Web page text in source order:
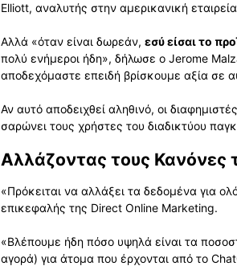
Elliott, αναλυτής στην αμερικανική
Αλλά «όταν είναι δωρεάν, εσύ είσαι το
πολύ ενήμεροι ήδη», δήλωσε ο Jerome
αποδεχόμαστε επειδή βρίσκουμε αξία σε
Αν αυτό αποδειχθεί αληθινό, οι
σαρώνει τους χρήστες του διαδικτύου
Αλλάζοντας τους Κανόνες
«Πρόκειται να αλλάξει τα δεδομένα για
επικεφαλής της Direct Online Marketing.
«Βλέπουμε ήδη πόσο υψηλά είναι τα
αγορά) για άτομα που έρχονται από το